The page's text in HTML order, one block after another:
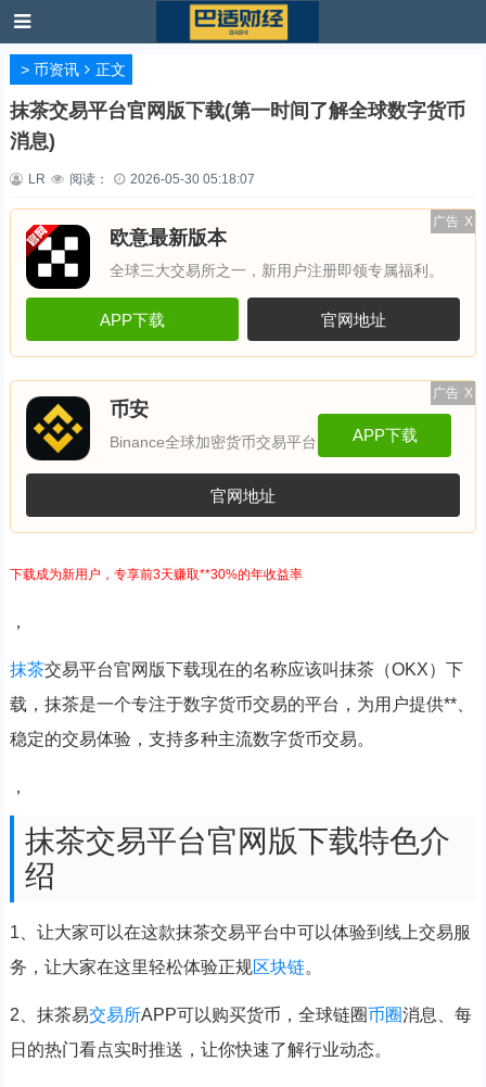
> 币资讯 正文
抹茶交易平台官网版下载(第一时间了解全球数字货币
消息)
LR 阅读： 2026-05-30 05:18:07
广告 X
欧意最新版本
全球三大交易所之一，新用户注册即领专属福利。
APP下载 官网地址
广告 X
币安
Binance全球加密货币交易平台 APP下载
官网地址
下载成为新用户，专享前3天赚取**30%的年收益率
，
抹茶交易平台官网版下载现在的名称应该叫抹茶（OKX）下
载，抹茶是一个专注于数字货币交易的平台，为用户提供**、
稳定的交易体验，支持多种主流数字货币交易。
，
抹茶交易平台官网版下载特色介
绍
1、让大家可以在这款抹茶交易平台中可以体验到线上交易服
务，让大家在这里轻松体验正规区块链。
2、抹茶易交易所APP可以购买货币，全球链圈币圈消息、每
日的热门看点实时推送，让你快速了解行业动态。